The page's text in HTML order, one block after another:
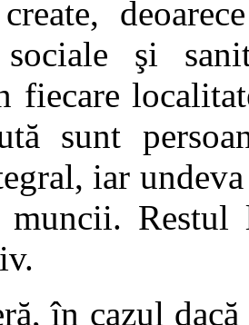
sociale şi
fiecare
sunt
iar
Restul
în cazul